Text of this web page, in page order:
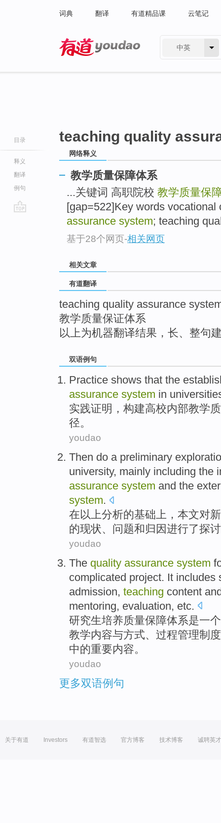
词典 翻译 有道精品课 云笔记
中英
目录
释义
翻译
例句
teaching quality
网络释义
教学质量保障体系
...关键词 高职院校 教学质量保
[gap=522]Key words
assurance system; teaching
基于28个网页-相关网页
相关文章
有道翻译
teaching quality assurance
教学质量保证体系
以上为机器翻译结果，长、整句
双语例句
Practice shows that the
assurance system in
实践证明 ，构建高校内部教学
径。
youdao
Then do a preliminary
university, mainly including the
assurance system and the
system.
在以上分析的基础上，本文对
的现状、问题和归因进行了探
youdao
The quality assurance system
complicated project. It includes
admission, teaching content
mentoring, evaluation, etc.
研究生培养质量保障体系是一个
教学内容与方式、过程管理制
中的重要内容。
youdao
更多双语例句
关于有道 Investors 有道智选 官方博客 技术博客 诚聘英才